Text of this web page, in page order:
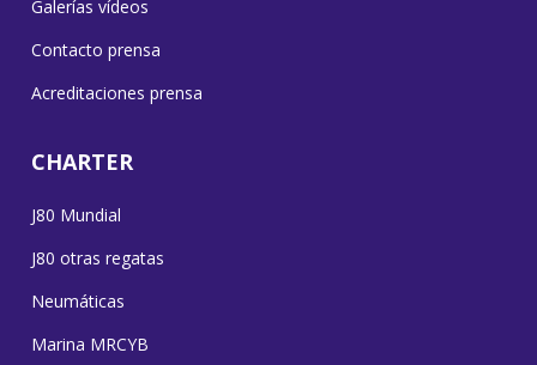
Galerías vídeos
Contacto prensa
Acreditaciones prensa
CHARTER
J80 Mundial
J80 otras regatas
Neumáticas
Marina MRCYB